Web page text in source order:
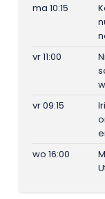
ma 10:15
vr 11:00
vr 09:15
wo 16:00